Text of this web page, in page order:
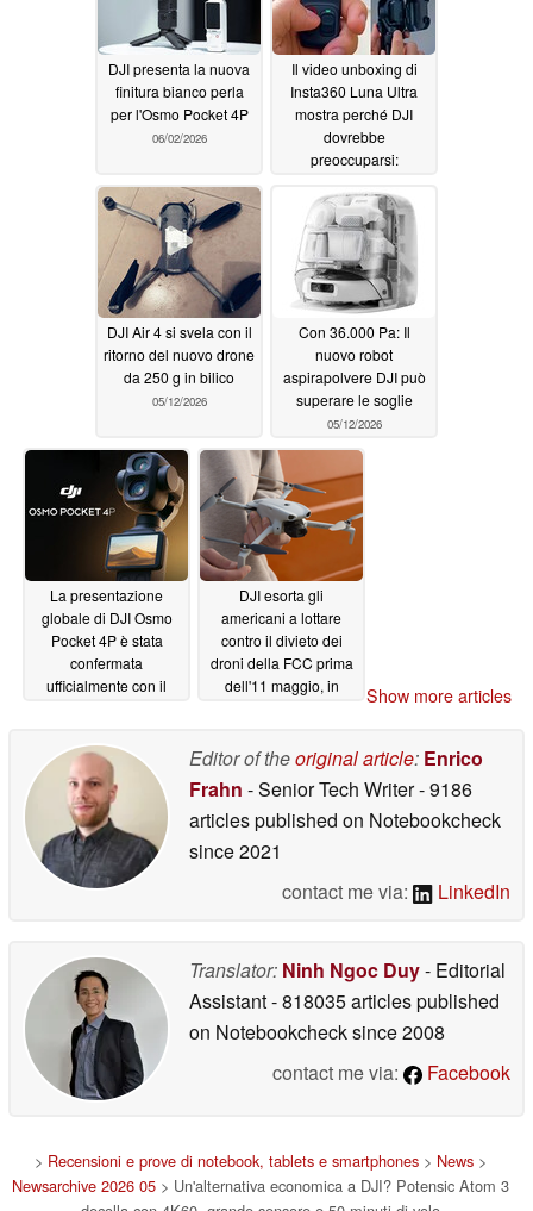
DJI presenta la nuova
finitura bianco perla
per l'Osmo Pocket 4P
06/02/2026
Il video unboxing di
Insta360 Luna Ultra
mostra perché DJI
dovrebbe
preoccuparsi:
protettiva in azione
05/20/2026
DJI Air 4 si svela con il
ritorno del nuovo drone
da 250 g in bilico
05/12/2026
Con 36.000 Pa: Il
nuovo robot
aspirapolvere DJI può
superare le soglie
05/12/2026
La presentazione
globale di DJI Osmo
Pocket 4P è stata
confermata
ufficialmente con il
teleobiettivo da 70 mm
05/11/2026
DJI esorta gli
americani a lottare
contro il divieto dei
droni della FCC prima
dell'11 maggio, in
critiche in "pericoloso
Show more articles
Editor of theoriginal article: Enrico
Frahn - Senior Tech Writer- 9186
articles published on Notebookcheck
since 2021
contact me via:
LinkedIn
Translator: Ninh Ngoc Duy- Editorial
Assistant- 818035 articles published
on Notebookchecksince 2008
contact me via:
Facebook
> Recensioni e prove di notebook, tablets e smartphones > News >
Newsarchive 2026 05 > Un'alternativa economica a DJI? Potensic Atom 3